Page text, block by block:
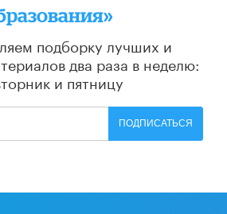
подборку лучших и
два раза в неделю:
и пятницу
ПОДПИСАТЬСЯ